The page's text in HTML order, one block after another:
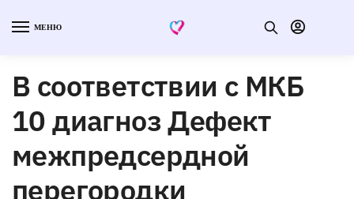
МЕНЮ
В соответствии с МКБ
10 диагноз Дефект
межпредсердной
перегородки